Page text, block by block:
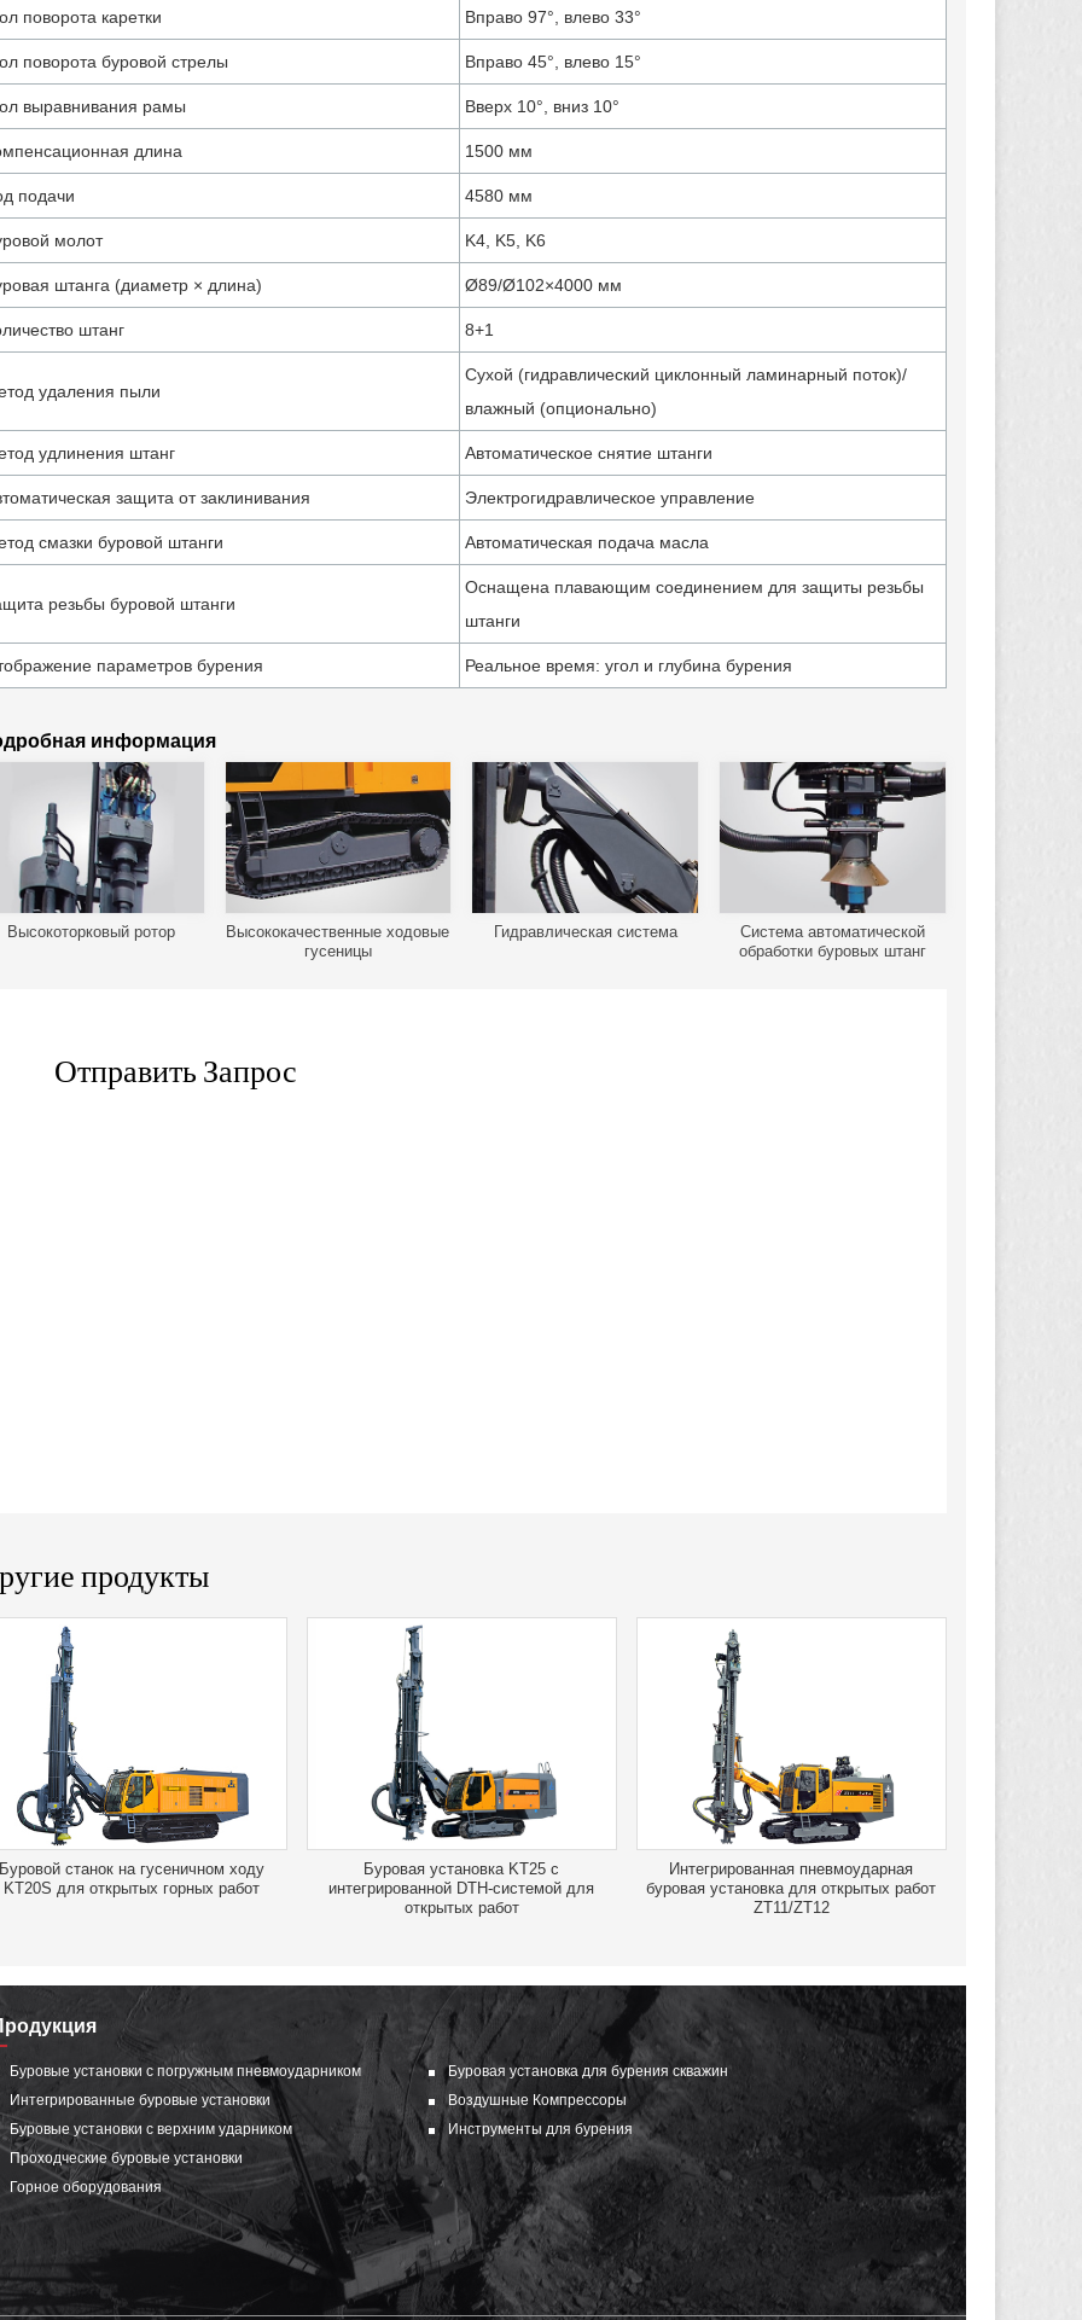
поворота каретки Вправо 97°, влево 33°
поворота буровой стрелы Вправо 45°, влево 15°
выравнивания рамы Вверх 10°, вниз 10°
длина 1500 мм
подачи 4580 мм
молот K4, K5, K6
штанга (диаметр × длина) Ø89/Ø102×4000 мм
штанг 8+1
удаления пыли
Сухой (гидравлический циклонный ламинарный поток)/
влажный (опционально)
удлинения штанг Автоматическое снятие штанги
защита от заклинивания Электрогидравлическое управление
смазки буровой штанги Автоматическая подача масла
резьбы буровой штанги
Оснащена плавающим соединением для защиты резьбы
штанги
параметров бурения Реальное время: угол и глубина бурения
информация
Высокоторковый ротор
Высококачественные ходовые
гусеницы
Гидравлическая система
Система автоматической
обработки буровых штанг
Отправить Запрос
продукты
Буровой станок на гусеничном ходу
KT20S для открытых горных работ
Буровая установка KT25 с
интегрированной DTH-системой для
открытых работ
Интегрированная пневмоударная
буровая установка для открытых работ
ZT11/ZT12
Буровые установки с погружным пневмоударником
Интегрированные буровые установки
Буровые установки с верхним ударником
Проходческие буровые установки
Горное оборудования
Буровая установка для бурения скважин
Воздушные Компрессоры
Инструменты для бурения